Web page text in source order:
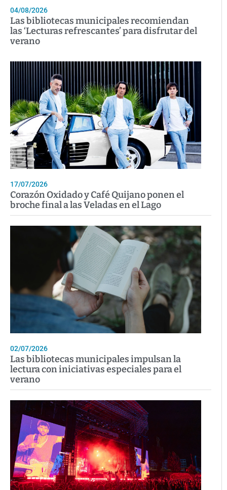
04/08/2026
Las bibliotecas municipales recomiendan
las ‘Lecturas refrescantes’ para disfrutar del
verano
17/07/2026
Corazón Oxidado y Café Quijano ponen el
broche final a las Veladas en el Lago
02/07/2026
Las bibliotecas municipales impulsan la
lectura con iniciativas especiales para el
verano